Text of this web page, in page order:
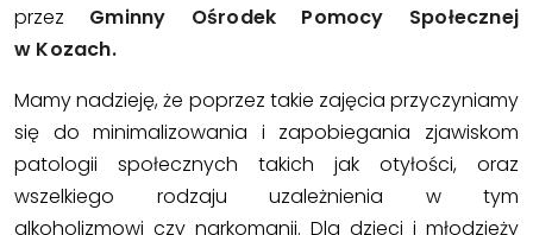
przez Gminny Ośrodek Pomocy Społecznej
w Kozach.
Mamy nadzieję, że poprzez takie zajęcia przyczyniamy
się do minimalizowania i zapobiegania zjawiskom
patologii społecznych takich jak otyłości, oraz
wszelkiego rodzaju uzależnienia w tym
alkoholizmowi czy narkomanii. Dla dzieci i młodzieży